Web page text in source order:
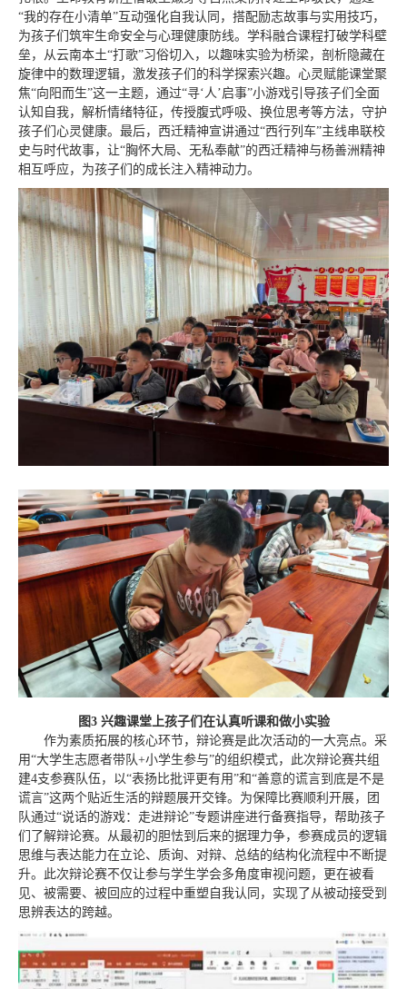
“我的存在小清单”互动强化自我认同，搭配励志故事与实用技巧，
为孩子们筑牢生命安全与心理健康防线。学科融合课程打破学科壁
垒，从云南本土“打歌”习俗切入，以趣味实验为桥梁，剖析隐藏在
旋律中的数理逻辑，激发孩子们的科学探索兴趣。心灵赋能课堂聚
焦“向阳而生”这一主题，通过“寻‘人’启事”小游戏引导孩子们全面
认知自我，解析情绪特征，传授腹式呼吸、换位思考等方法，守护
孩子们心灵健康。最后，西迁精神宣讲通过“西行列车”主线串联校
史与时代故事，让“胸怀大局、无私奉献”的西迁精神与杨善洲精神
相互呼应，为孩子们的成长注入精神动力。
图3 兴趣课堂上孩子们在认真听课和做小实验
作为素质拓展的核心环节，辩论赛是此次活动的一大亮点。采
用“大学生志愿者带队+小学生参与”的组织模式，此次辩论赛共组
建4支参赛队伍，以“表扬比批评更有用”和“善意的谎言到底是不是
谎言”这两个贴近生活的辩题展开交锋。为保障比赛顺利开展，团
队通过“说话的游戏：走进辩论”专题讲座进行备赛指导，帮助孩子
们了解辩论赛。从最初的胆怯到后来的据理力争，参赛成员的逻辑
思维与表达能力在立论、质询、对辩、总结的结构化流程中不断提
升。此次辩论赛不仅让参与学生学会多角度审视问题，更在被看
见、被需要、被回应的过程中重塑自我认同，实现了从被动接受到
思辨表达的跨越。